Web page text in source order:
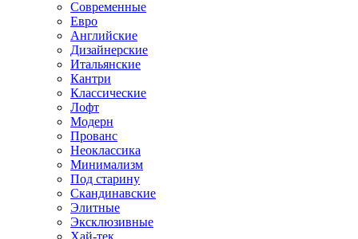
Современные
Евро
Английские
Дизайнерские
Итальянские
Кантри
Классические
Лофт
Модерн
Прованс
Неоклассика
Минимализм
Под старину
Скандинавские
Элитные
Эксклюзивные
Хай-тек